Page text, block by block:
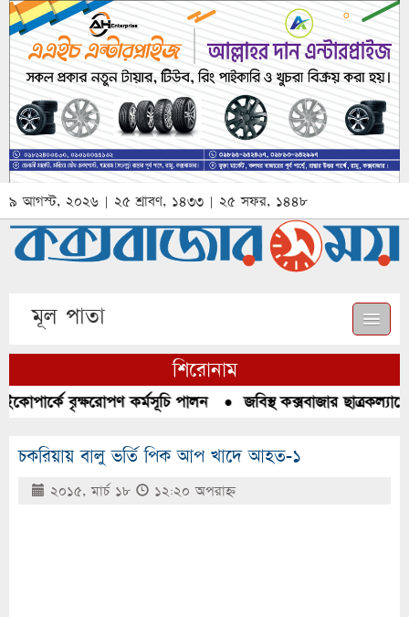
৯ আগস্ট, ২০২৬ | ২৫ শ্রাবণ, ১৪৩৩ | ২৫ সফর, ১৪৪৮
মূল পাতা
শিরোনাম
বৃক্ষরোপণ কর্মসূচি পালন● জবিস্থ কক্সবাজার
চকরিয়ায় বালু ভর্তি পিক আপ খাদে আহত-১
২০১৫, মার্চ ১৮ ১২:২০ অপরাহ্ণ